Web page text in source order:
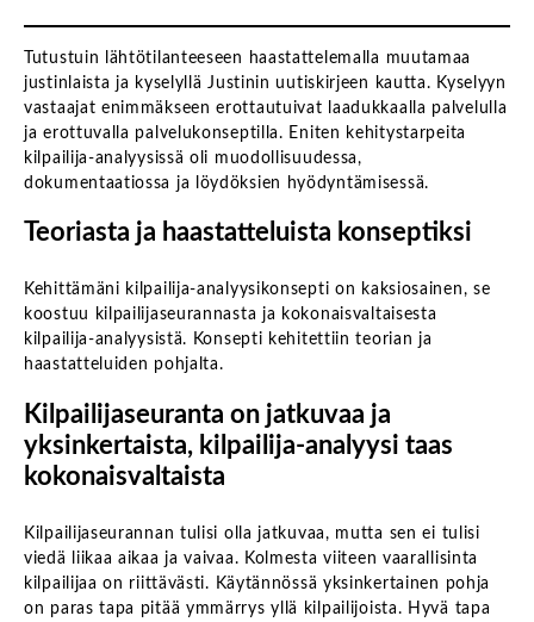
Tutustuin lähtötilanteeseen haastattelemalla muutamaa
justinlaista ja kyselyllä Justinin uutiskirjeen kautta. Kyselyyn
vastaajat enimmäkseen erottautuivat laadukkaalla palvelulla
ja erottuvalla palvelukonseptilla. Eniten kehitystarpeita
kilpailija-analyysissä oli muodollisuudessa,
dokumentaatiossa ja löydöksien hyödyntämisessä.
Teoriasta ja haastatteluista konseptiksi
Kehittämäni kilpailija-analyysikonsepti on kaksiosainen, se
koostuu kilpailijaseurannasta ja kokonaisvaltaisesta
kilpailija-analyysistä. Konsepti kehitettiin teorian ja
haastatteluiden pohjalta.
Kilpailijaseuranta on jatkuvaa ja
yksinkertaista, kilpailija-analyysi taas
kokonaisvaltaista
Kilpailijaseurannan tulisi olla jatkuvaa, mutta sen ei tulisi
viedä liikaa aikaa ja vaivaa. Kolmesta viiteen vaarallisinta
kilpailijaa on riittävästi. Käytännössä yksinkertainen pohja
on paras tapa pitää ymmärrys yllä kilpailijoista. Hyvä tapa